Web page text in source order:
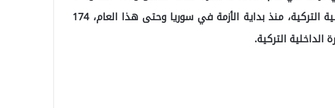
سوريًا، فيما بلغ عدد الحاصلين على الجنسية التركية، منذ بداية الأزمة في سوريا وحتى هذا العام، 174